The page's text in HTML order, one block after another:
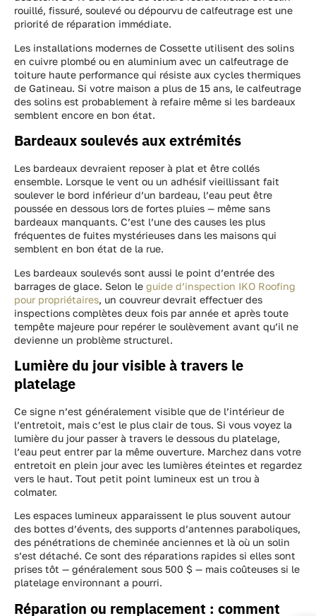
rouillé, fissuré, soulevé ou dépourvu de calfeutrage est une
priorité de réparation immédiate.
Les installations modernes de Cossette utilisent des solins
en cuivre plombé ou en aluminium avec un calfeutrage de
toiture haute performance qui résiste aux cycles thermiques
de Gatineau. Si votre maison a plus de 15 ans, le calfeutrage
des solins est probablement à refaire même si les bardeaux
semblent encore en bon état.
Bardeaux soulevés aux extrémités
Les bardeaux devraient reposer à plat et être collés
ensemble. Lorsque le vent ou un adhésif vieillissant fait
soulever le bord inférieur d’un bardeau, l’eau peut être
poussée en dessous lors de fortes pluies — même sans
bardeaux manquants. C’est l’une des causes les plus
fréquentes de fuites mystérieuses dans les maisons qui
semblent en bon état de la rue.
Les bardeaux soulevés sont aussi le point d’entrée des
barrages de glace. Selon le guide d’inspection IKO Roofing
pour propriétaires, un couvreur devrait effectuer des
inspections complètes deux fois par année et après toute
tempête majeure pour repérer le soulèvement avant qu’il ne
devienne un problème structurel.
Lumière du jour visible à travers le
platelage
Ce signe n’est généralement visible que de l’intérieur de
l’entretoit, mais c’est le plus clair de tous. Si vous voyez la
lumière du jour passer à travers le dessous du platelage,
l’eau peut entrer par la même ouverture. Marchez dans votre
entretoit en plein jour avec les lumières éteintes et regardez
vers le haut. Tout petit point lumineux est un trou à
colmater.
Les espaces lumineux apparaissent le plus souvent autour
des bottes d’évents, des supports d’antennes paraboliques,
des pénétrations de cheminée anciennes et là où un solin
s’est détaché. Ce sont des réparations rapides si elles sont
prises tôt — généralement sous 500 $ — mais coûteuses si le
platelage environnant a pourri.
Réparation ou remplacement : comment